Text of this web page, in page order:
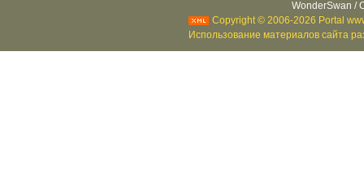
WonderSwan /
Copyright © 2006-2026 Portal
Использование материалов сайта